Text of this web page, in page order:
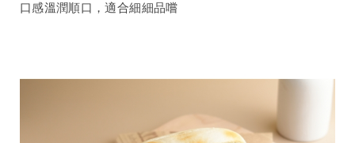
口感溫潤順口，適合細細品嚐